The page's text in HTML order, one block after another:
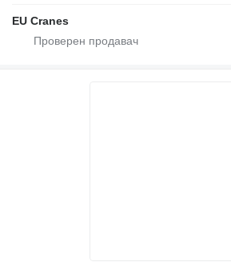
EU Cranes